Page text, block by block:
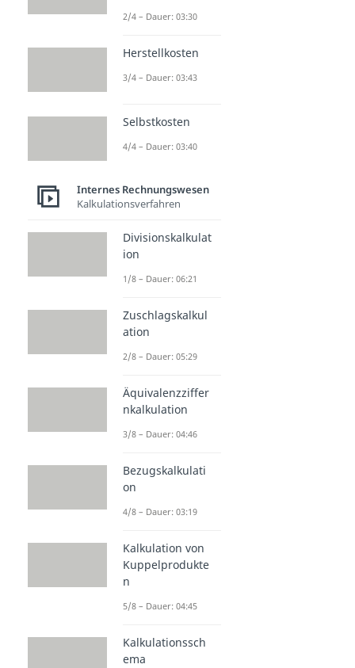
2/4 – Dauer: 03:30
Herstellkosten
3/4 – Dauer: 03:43
Selbstkosten
4/4 – Dauer: 03:40
Internes Rechnungswesen
Kalkulationsverfahren
Divisionskalkulat
ion
1/8 – Dauer: 06:21
Zuschlagskalkul
ation
2/8 – Dauer: 05:29
Äquivalenzziffer
nkalkulation
3/8 – Dauer: 04:46
Bezugskalkulati
on
4/8 – Dauer: 03:19
Kalkulation von
Kuppelprodukte
n
5/8 – Dauer: 04:45
Kalkulationssch
ema